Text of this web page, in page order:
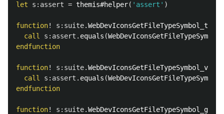
let
s:assert = themis#helper( 'assert' )
function! s:suite.
call
s:assert . equals (WebDevIconsGetFileTypeSymbol
endfunction
function! s:suite.
call
s:assert . equals (WebDevIconsGetFileTypeSymbol
endfunction
function! s:suite.